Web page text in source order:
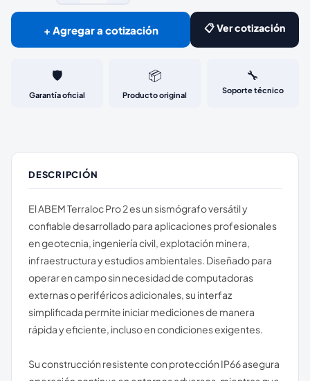
+ Agregar a cotización 📋 Ver cotización
🛡️
Garantía oficial
📦
Producto original
🔧
Soporte técnico
DESCRIPCIÓN
El ABEM Terraloc Pro 2 es un sismógrafo versátil y
confiable desarrollado para aplicaciones profesionales
en geotecnia, ingeniería civil, explotación minera,
infraestructura y estudios ambientales. Diseñado para
operar en campo sin necesidad de computadoras
externas o periféricos adicionales, su interfaz
simplificada permite iniciar mediciones de manera
rápida y eficiente, incluso en condiciones exigentes.
Su construcción resistente con protección IP66 asegura